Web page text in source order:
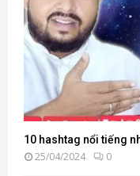
10 hashtag nổi tiếng
25/04/2024 0